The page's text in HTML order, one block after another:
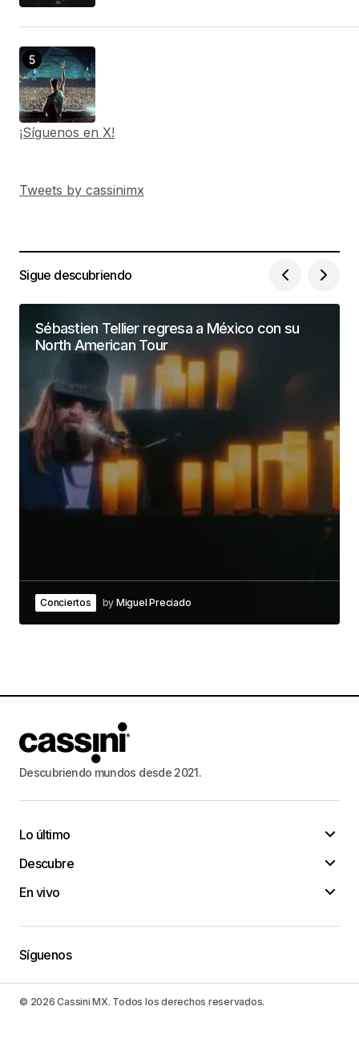
¡Síguenos en X!
Tweets by cassinimx
Sigue descubriendo
Sébastien Tellier regresa a México con su
North American Tour
Conciertos by Miguel Preciado
Descubriendo mundos desde 2021.
Lo último
Descubre
En vivo
Síguenos
© 2026 Cassini MX. Todos los derechos reservados.